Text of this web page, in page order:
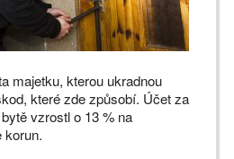
majetku, kterou ukradnou
které zde způsobí. Účet za
vzrostl o 13 % na
korun.